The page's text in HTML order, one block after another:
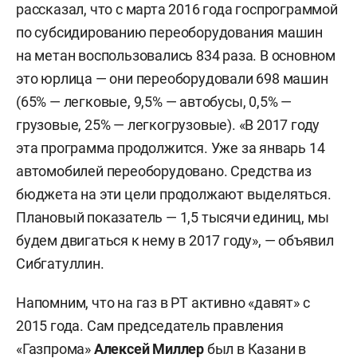
рассказал, что с марта 2016 года госпрограммой
по субсидированию переоборудования машин
на метан воспользовались 834 раза. В основном
это юрлица — они переоборудовали 698 машин
(65% — легковые, 9,5% — автобусы, 0,5% —
грузовые, 25% — легкогрузовые). «В 2017 году
эта программа продолжится. Уже за январь 14
автомобилей переоборудовано. Средства из
бюджета на эти цели продолжают выделяться.
Плановый показатель — 1,5 тысячи единиц, мы
будем двигаться к нему в 2017 году», — объявил
Сибгатуллин.
Напомним, что на газ в РТ активно «давят» с
2015 года. Сам председатель правления
«Газпрома»Алексей Миллербыл в Казани в